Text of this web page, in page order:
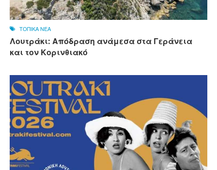
ΤΟΠΙΚΑ ΝΕΑ
Λουτράκι: Απόδραση ανάμεσα στα Γεράνεια
και τον Κορινθιακό